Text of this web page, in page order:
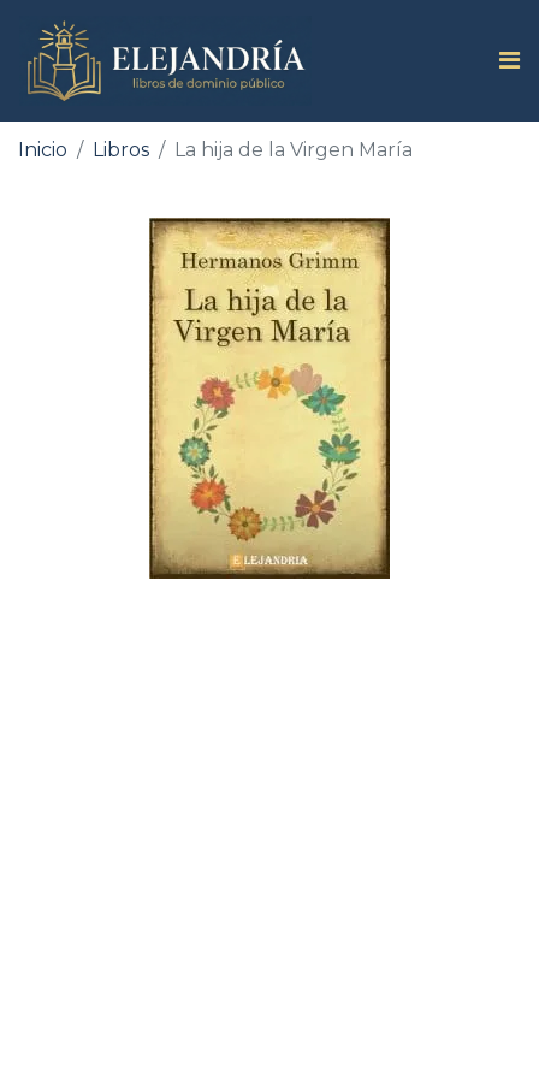
Inicio Libros La hija de la Virgen María